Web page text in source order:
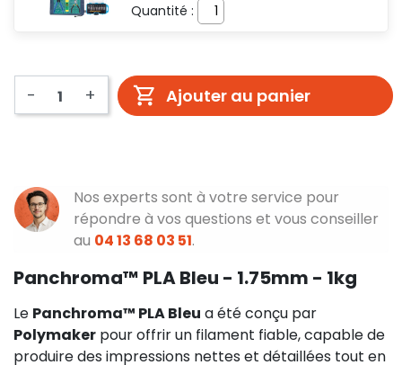
Quantité :
- + Ajouter au panier
Nos experts sont à votre service pour
répondre à vos questions et vous conseiller
au 04 13 68 03 51.
Panchroma™ PLA Bleu - 1.75mm - 1kg
Le Panchroma™ PLA Bleu a été conçu par
Polymaker pour offrir un filament fiable, capable de
produire des impressions nettes et détaillées tout en